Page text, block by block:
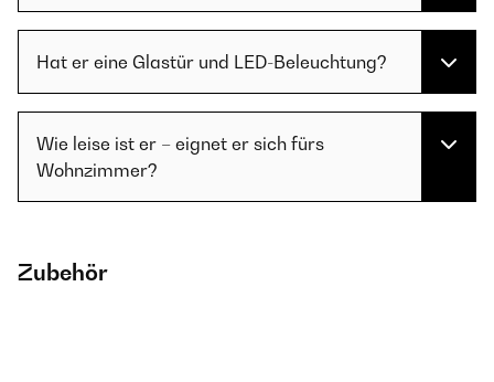
Hat er eine Glastür und LED-Beleuchtung?
Wie leise ist er – eignet er sich fürs
Wohnzimmer?
Zubehör